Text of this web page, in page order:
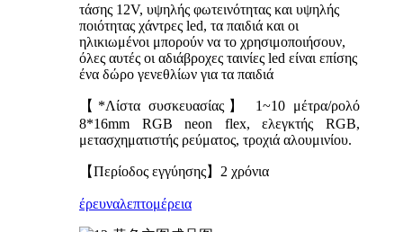
τάσης 12V, υψηλής φωτεινότητας και υψηλής
ποιότητας χάντρες led, τα παιδιά και οι
ηλικιωμένοι μπορούν να το χρησιμοποιήσουν,
όλες αυτές οι αδιάβροχες ταινίες led είναι επίσης
ένα δώρο γενεθλίων για τα παιδιά
【*Λίστα συσκευασίας】 1~10 μέτρα/ρολό
8*16mm RGB neon flex, ελεγκτής RGB,
μετασχηματιστής ρεύματος, τροχιά αλουμινίου.
【Περίοδος εγγύησης】2 χρόνια
έρευναλεπτομέρεια